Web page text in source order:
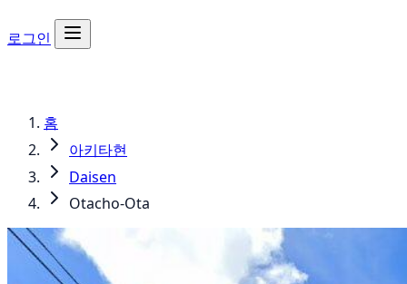
로그인
홈
아키타현
Daisen
Otacho-Ota